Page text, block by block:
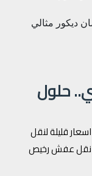
ديكور مثالي
حلول
قليلة لنقل
نقل عفش رخيص